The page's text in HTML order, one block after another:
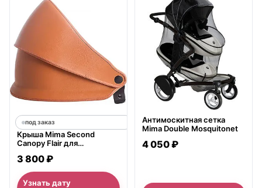
под заказ
Крыша Mima Second
Canopy Flair для
сиденья коляски для
3 800 ₽
Узнать дату
нет в продаже
Антимоскитная сетка
Mima Double Mosquitonet
4 050 ₽